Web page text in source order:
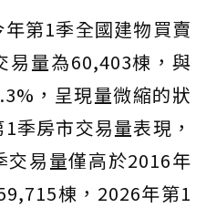
第1季全國建物買賣
易量為60,403棟，與
，呈現量微縮的狀
季房市交易量表現，
交易量僅高於2016年
棟，2026年第1